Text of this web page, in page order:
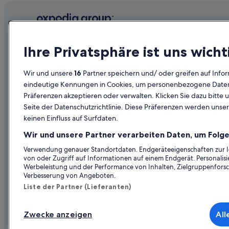
Flüge von Charleston (CHS) nach Wien (VIE)
Flüge von Colombo (CMB) nach Wien (VIE)
Flüge von Cairns (CNS) nach Wien (VIE)
Flüge von Cucuta (CUC) nach Wien (VIE)
Flüge von Davao (DVO) nach Wien (VIE)
Flüge von Elat (ETH) nach Wien (VIE)
Flüge von Frankfurt (FRA) nach Wien (VIE)
Flüge von Rio de Janeiro (GIG) nach Wien (VIE)
Flüge von Patras (GPA) nach Wien (VIE)
Flüge von Hohenems (HOH) nach Wien (VIE)
Unternehmen
Unterkunft registrieren
Partnerschaften
Erkunden
Reiseführer
Alle
© 2026 Expedia, Inc., ein Unternehmen der
Ihre Privatsphäre ist uns
Wir und unsere16 Partner speichern und/ oder greifen auf
eindeutige Kennungen in Cookies, um personenbezogene
Präferenzen akzeptieren oder verwalten. Klicken Sie dazu bitte
Seite der Datenschutzrichtlinie. Diese Präferenzen werden
keinen Einfluss auf Surfdaten.
Wir und unsere Partner verarbeiten Daten, um
Verwendung genauer Standortdaten. Endgeräteeigenschaften
von oder Zugriff auf Informationen auf einem Endgerät.
Werbeleistung und der Performance von Inhalten,
Verbesserung von Angeboten.
Liste der Partner (Lieferanten)
Zwecke anzeigen